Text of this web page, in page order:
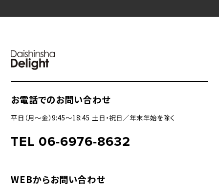
お電話でのお問い合わせ
平日（月〜金）9:45〜18:45 土日・祝日／年末年始を除く
TEL 06-6976-8632
WEBからお問い合わせ